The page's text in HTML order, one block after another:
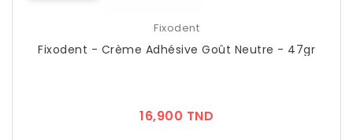
Fixodent
Fixodent - Crème Adhésive Goût Neutre - 47gr
16,900 TND